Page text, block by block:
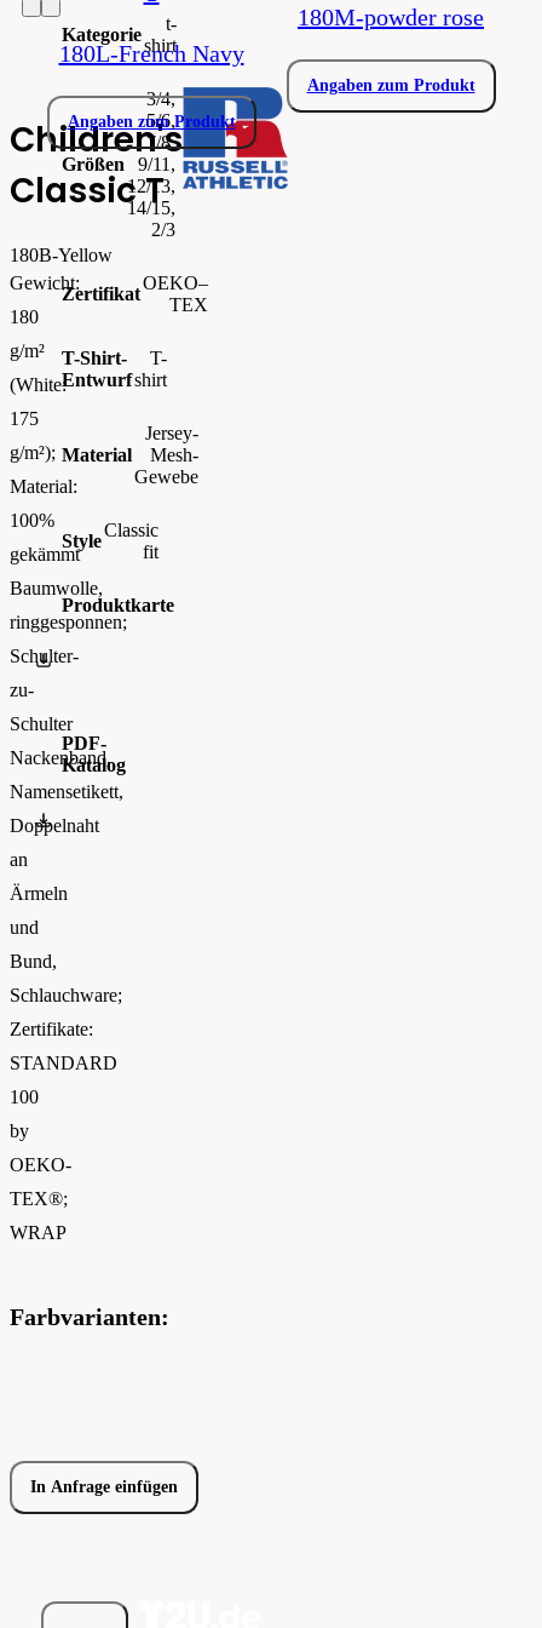
Children's
Classic T
180B-Yellow
Gewicht:
180
g/m²
(White:
175
g/m²);
Material:
100%
gekämmt
Baumwolle,
ringgesponnen;
Schulter-
zu-
Schulter
Nackenband,
Namensetikett,
Doppelnaht
an
Ärmeln
und
Bund,
Schlauchware;
Zertifikate:
STANDARD
100
by
OEKO-
TEX®;
WRAP
Farbvarianten:
In Anfrage einfügen
Kategorie
t-
shirt
Größen
3/4,
5/6,
7/8,
9/11,
12/13,
14/15,
2/3
Zertifikat
OEKO–
TEX
T-Shirt-
Entwurf
T-
shirt
Material
Jersey-
Mesh-
Gewebe
Style
Classic
fit
Produktkarte
188_00--R-180B-0_sizespecs.pdf
PDF-
Katalog
Russell_Athletic_CATALOGUE 2026_EN_WEB
180L-French Navy
Angaben zum Produkt
180M-powder rose
Angaben zum Produkt